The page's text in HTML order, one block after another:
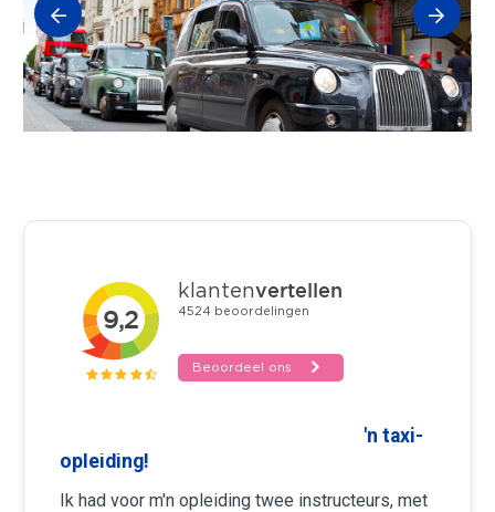
Ik kijk met veel plezier terug op m'n taxi-
opleiding!
Ik had voor m'n opleiding twee instructeurs, met